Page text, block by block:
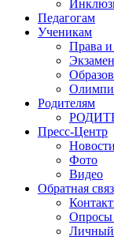
Педагогам
Ученикам
Права и
Родителям
Пресс-Центр
Новости
Фото
Видео
Обратная
Опросы
Личный